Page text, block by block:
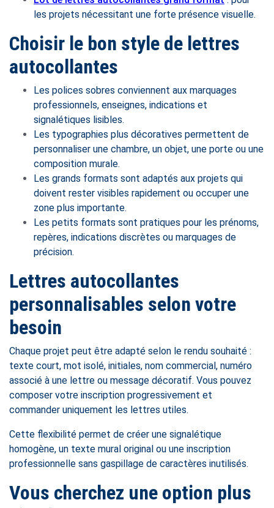
les projets nécessitant une forte présence visuelle.
Choisir le bon style de lettres
autocollantes
Les polices sobres conviennent aux marquages
professionnels, enseignes, indications et
signalétiques lisibles.
Les typographies plus décoratives permettent de
personnaliser une chambre, un objet, une porte ou une
composition murale.
Les grands formats sont adaptés aux projets qui
doivent rester visibles rapidement ou occuper une
zone plus importante.
Les petits formats sont pratiques pour les prénoms,
repères, indications discrètes ou marquages de
précision.
Lettres autocollantes
personnalisables selon votre
besoin
Chaque projet peut être adapté selon le rendu souhaité :
texte court, mot isolé, initiales, nom commercial, numéro
associé à une lettre ou message décoratif. Vous pouvez
composer votre inscription progressivement et
commander uniquement les lettres utiles.
Cette flexibilité permet de créer une signalétique
homogène, un texte mural original ou une inscription
professionnelle sans gaspillage de caractères inutilisés.
Vous cherchez une option plus